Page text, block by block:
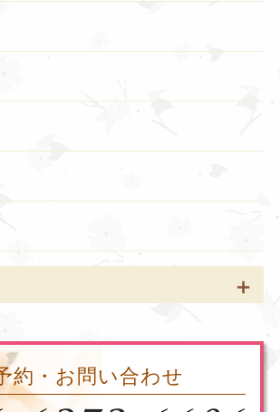
約・お問い合わせ